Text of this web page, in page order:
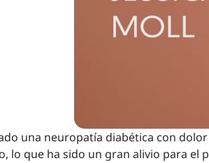
una neuropatía diabética con
lo que ha sido un gran alivio para el